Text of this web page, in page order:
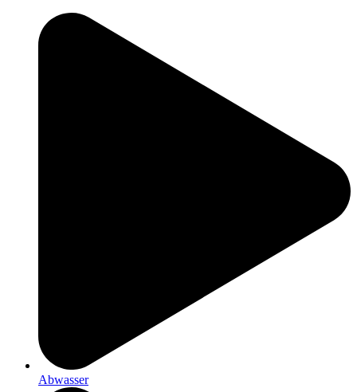
Abwasser